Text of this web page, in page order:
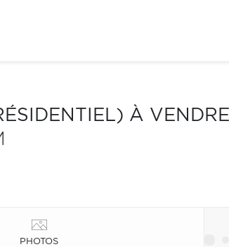
À VENDRE
PHOTOS